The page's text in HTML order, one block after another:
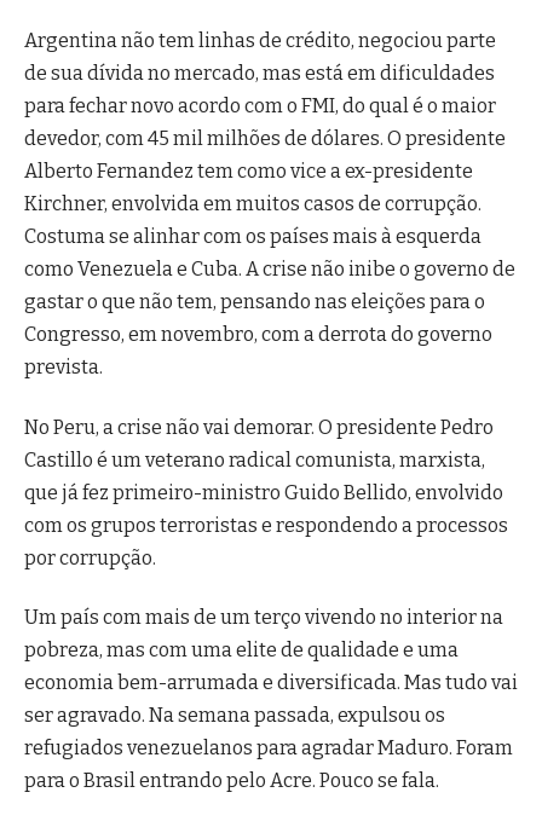
Argentina não tem linhas de crédito, negociou parte
de sua dívida no mercado, mas está em dificuldades
para fechar novo acordo com o FMI, do qual é o maior
devedor, com 45 mil milhões de dólares. O presidente
Alberto Fernandez tem como vice a ex-presidente
Kirchner, envolvida em muitos casos de corrupção.
Costuma se alinhar com os países mais à esquerda
como Venezuela e Cuba. A crise não inibe o governo de
gastar o que não tem, pensando nas eleições para o
Congresso, em novembro, com a derrota do governo
prevista.
No Peru, a crise não vai demorar. O presidente Pedro
Castillo é um veterano radical comunista, marxista,
que já fez primeiro-ministro Guido Bellido, envolvido
com os grupos terroristas e respondendo a processos
por corrupção.
Um país com mais de um terço vivendo no interior na
pobreza, mas com uma elite de qualidade e uma
economia bem-arrumada e diversificada. Mas tudo vai
ser agravado. Na semana passada, expulsou os
refugiados venezuelanos para agradar Maduro. Foram
para o Brasil entrando pelo Acre. Pouco se fala.